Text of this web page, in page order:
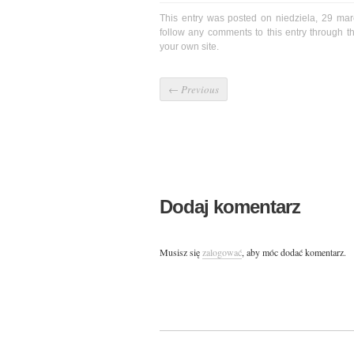
This entry was posted on niedziela, 29
follow any comments to this entry through
your own site.
← Previous
Dodaj komentarz
Musisz sięzalogować, aby móc dodać komentarz.